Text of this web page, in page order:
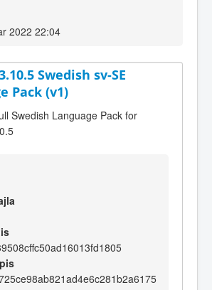
2022 22:04
Swedish sv-SE
Pack (v1)
Swedish Language Pack for